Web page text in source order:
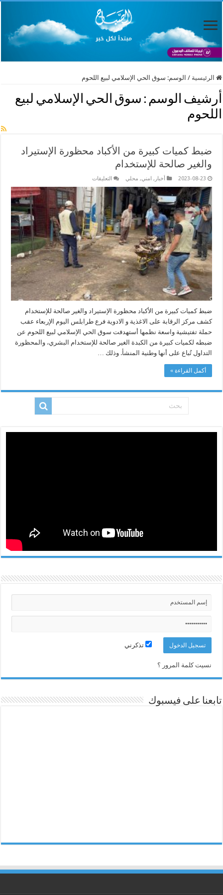
الرئيسية / الوسم: سوق الحي الإسلامي لبيع اللحوم
أرشيف الوسم : سوق الحي الإسلامي لبيع
اللحوم
ضبط كميات كبيرة من الأكباد محظورة الإستيراد
والغير صالحة للإستخدام
2023-08-23 أخبار , امني, محلي التعليقات
كميات
كبيرة
من
الأكباد
محظورة
الإستيراد
والغير
صالحة
للإستخدام
مغلقة
ضبط كميات كبيرة من الأكباد محظورة الإستيراد والغير صالحة للإستخدام
كشف مركز الرقابة على الاغذية و الادوية فرع طرابلس اليوم الإربعاء عقب
حملة تفتيشية واسعة نظمها أستهدفت سوق الحي الإسلامي لبيع اللحوم عن
ضبطه لكميات كبيرة من الكبدة الغير صالحة للإستخدام البشري، والمحظورة
التداول تُباع على أنها وطنية المنشأ. وذلك …
أكمل القراءة »
تذكرني
نسيت كلمة المرور ؟
تابعنا على فيسبوك